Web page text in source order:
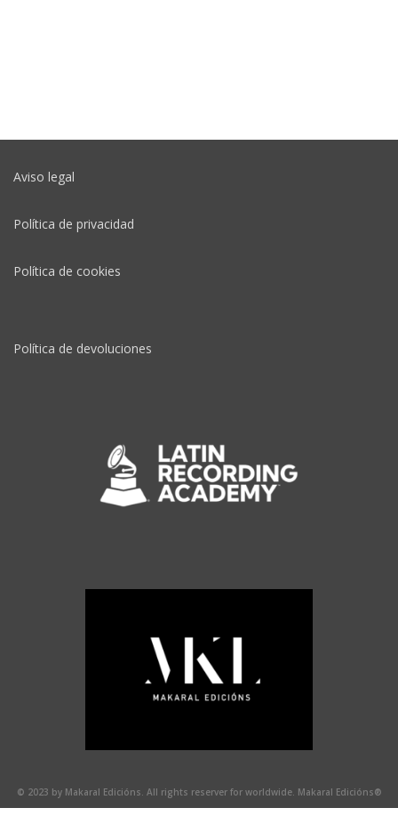
Aviso legal
Política de privacidad
Política de cookies
Política de devoluciones
© 2023 by Makaral Edicións. All rights reserver for worldwide. Makaral Edicións®